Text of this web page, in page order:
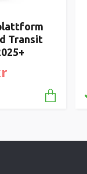
Transit